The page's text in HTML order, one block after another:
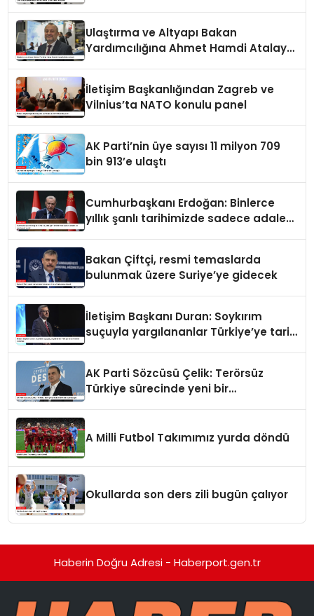
Ulaştırma ve Altyapı Bakan
Yardımcılığına Ahmet Hamdi Atalay
İletişim Başkanlığından Zagreb ve
Vilnius’ta NATO konulu panel
AK Parti’nin üye sayısı 11 milyon 709
bin 913’e ulaştı
Cumhurbaşkanı Erdoğan: Binlerce
yıllık şanlı tarihimizde sadece adalet
Bakan Çiftçi, resmi temaslarda
bulunmak üzere Suriye’ye gidecek
İletişim Başkanı Duran: Soykırım
suçuyla yargılananlar Türkiye’ye tarih
AK Parti Sözcüsü Çelik: Terörsüz
Türkiye sürecinde yeni bir
A Milli Futbol Takımımız yurda döndü
Okullarda son ders zili bugün çalıyor
Haberin Doğru Adresi - Haberport.gen.tr